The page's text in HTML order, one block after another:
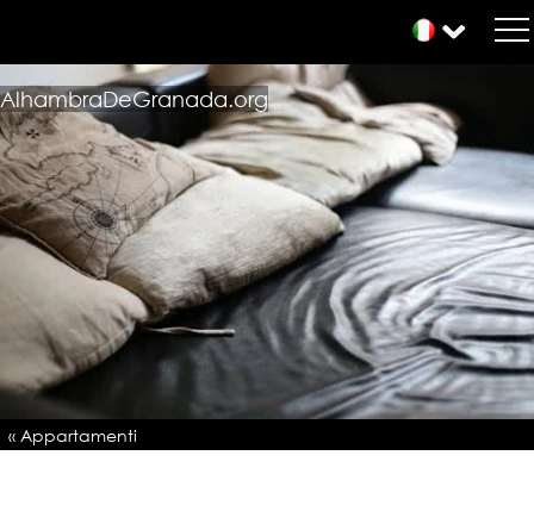
AlhambraDeGranada.org
« Appartamenti